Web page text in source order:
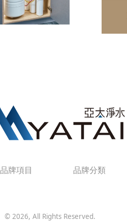
品牌項目 品牌分類
© 2026, All Rights Reserved.